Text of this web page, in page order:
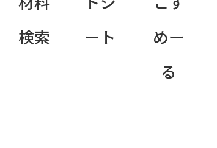
検索
ート
めー
る
問い合わせリスト